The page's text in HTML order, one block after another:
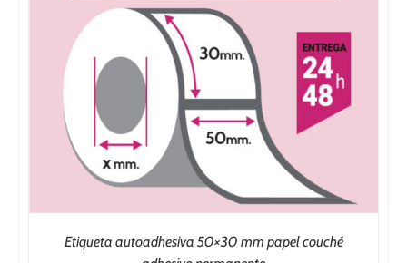
Etiqueta autoadhesiva 50×30 mm papel couché